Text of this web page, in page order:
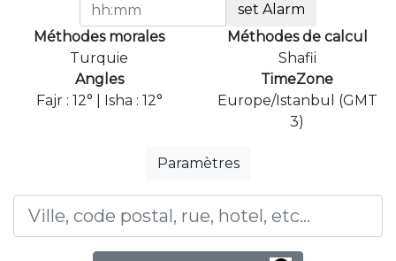
set Alarm
Méthodes morales
Turquie
Méthodes de calcul
Shafii
Angles
Fajr : 12° | Isha : 12°
TimeZone
Europe/Istanbul (GMT
3)
Paramètres